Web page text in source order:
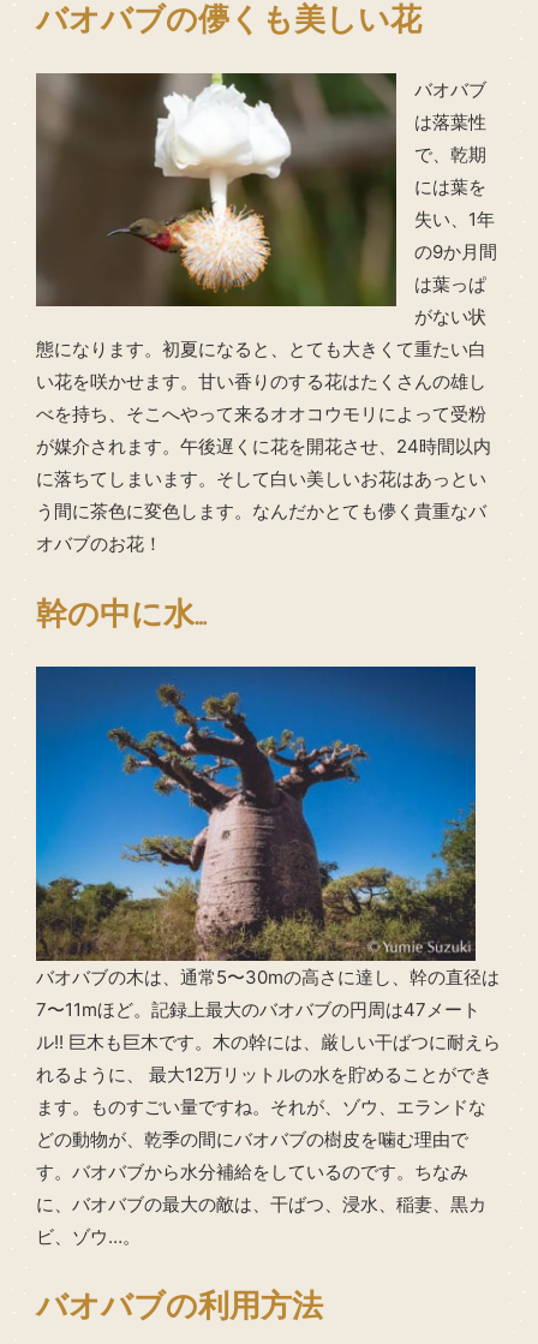
バオバブの儚くも美しい花
バオバブ
は落葉性
で、乾期
には葉を
失い、1年
の9か月間
は葉っぱ
がない状
態になります。初夏になると、とても大きくて重たい白
い花を咲かせます。甘い香りのする花はたくさんの雄し
べを持ち、そこへやって来るオオコウモリによって受粉
が媒介されます。午後遅くに花を開花させ、24時間以内
に落ちてしまいます。そして白い美しいお花はあっとい
う間に茶色に変色します。なんだかとても儚く貴重なバ
オバブのお花！
幹の中に水…
バオバブの木は、通常5〜30mの高さに達し、幹の直径は
7〜11mほど。記録上最大のバオバブの円周は47メート
ル!! 巨木も巨木です。木の幹には、厳しい干ばつに耐えら
れるように、 最大12万リットルの水を貯めることができ
ます。ものすごい量ですね。それが、ゾウ、エランドな
どの動物が、乾季の間にバオバブの樹皮を噛む理由で
す。バオバブから水分補給をしているのです。ちなみ
に、バオバブの最大の敵は、干ばつ、浸水、稲妻、黒カ
ビ、ゾウ…。
バオバブの利用方法